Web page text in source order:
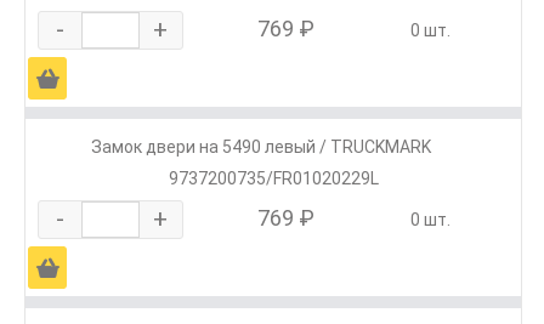
- + 769 ₽ 0 шт.
Ä
Замок двери на 5490 левый / TRUCKMARK
9737200735/FR01020229L
- + 769 ₽ 0 шт.
Ä